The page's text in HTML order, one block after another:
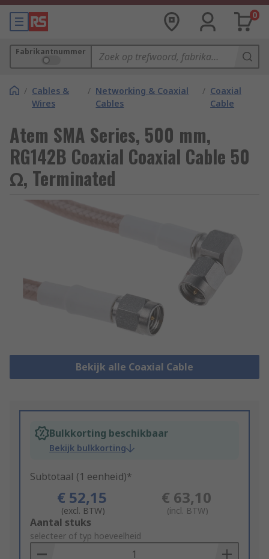
0
Fabrikantnummer
/ Cables &
Wires
/ Networking & Coaxial
Cables
/ Coaxial
Cable
Atem SMA Series, 500 mm,
RG142B Coaxial Coaxial Cable 50
Ω, Terminated
Bekijk alle Coaxial Cable
Bulkkorting beschikbaar
Bekijk bulkkorting
Subtotaal (1 eenheid)*
€ 52,15
(excl. BTW)
€ 63,10
(incl. BTW)
Add
to
Basket
Aantal stuks
selecteer of typ hoeveelheid